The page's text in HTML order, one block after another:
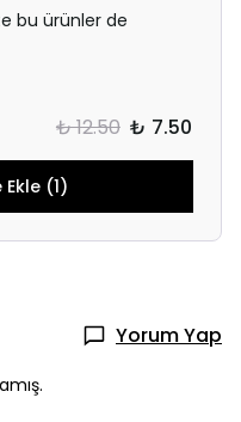
bu ürünler de
₺ 12.50 ₺ 7.50
(1)
Yorum Yap